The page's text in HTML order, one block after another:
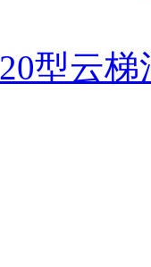
型云